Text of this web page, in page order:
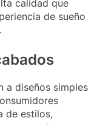
calidad que
de sueño
a diseños simples
de estilos,